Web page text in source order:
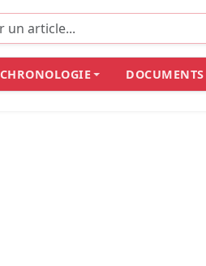
CHRONOLOGIE DOCUMENTS